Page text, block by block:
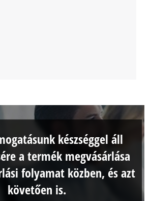
készséggel áll
a termék megvásárlása
folyamat közben, és azt
követően is.